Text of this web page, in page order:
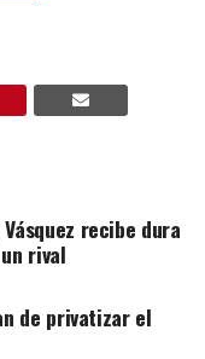
recibe dura
rival
de privatizar el